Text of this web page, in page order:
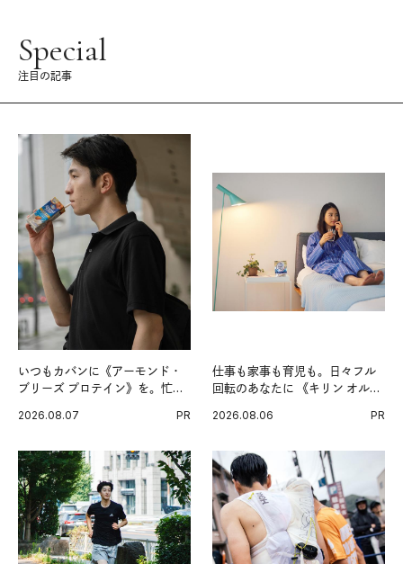
Special
注目の記事
いつもカバンに《アーモンド・
ブリーズ プロテイン》を。忙し
グ習慣。
2026.08.07 PR
仕事も家事も育児も。日々フル
回転のあなたに 《キリン オルニ
2026.08.06 PR